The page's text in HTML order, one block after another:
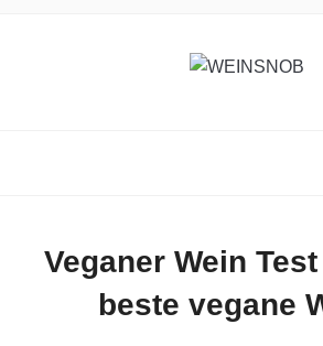
Veganer Wein
beste vegane